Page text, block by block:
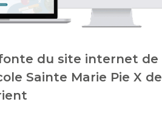
du site internet de
Sainte Marie Pie X de